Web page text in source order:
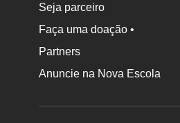
Seja parceiro
Faça uma doação •
Partners
Anuncie na Nova Escola